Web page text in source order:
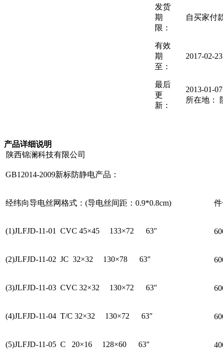
发货
期
限：
自买家付
有效
期
至：
2017-02-
最后
更
新：
2013-01-
所在地：
产品详细说明
陕西锦澜科技有限公司
GB12014-2009新标防静电产品：
经纬向导电丝网格式：(导电丝间距：0.9*0.8cm)
(1)JLFJD-11-01 CVC 45×45 133×72 63″
(2)JLFJD-11-02 JC 32×32 130×78 63″
(3)JLFJD-11-03 CVC 32×32 130×72 63″
(4)JLFJD-11-04 T/C 32×32 130×72 63″
(5)JLFJD-11-05 C 20×16 128×60 63″